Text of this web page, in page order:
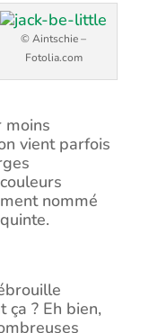
© Aintschie –
Fotolia.com
moins
vient parfois
nommé
? Eh bien,